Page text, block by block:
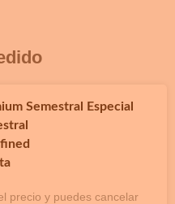
Semestral Especial
precio y puedes cancelar